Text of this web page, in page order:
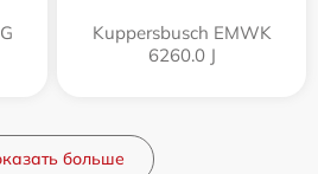
Kuppersbusch EMWK
6260.0 J
больше